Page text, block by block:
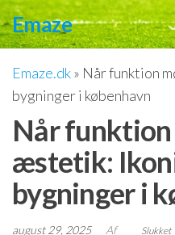
Videre
tilEmaze
Emaze.dk» Når funktion
bygninger i københavn
Når
æstetik:
bygninger i
august 29, 2025 Af Slukket